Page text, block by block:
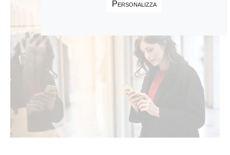
Personalizza